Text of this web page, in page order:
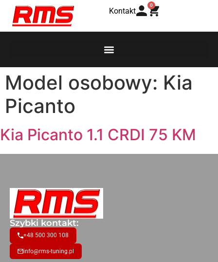
Kontakt
0
Model osobowy: Kia
Picanto
Kia Picanto 1.1 CRDI 75 KM
Szybki kontakt:
+48 500 300 108
info@rms-tuning.pl